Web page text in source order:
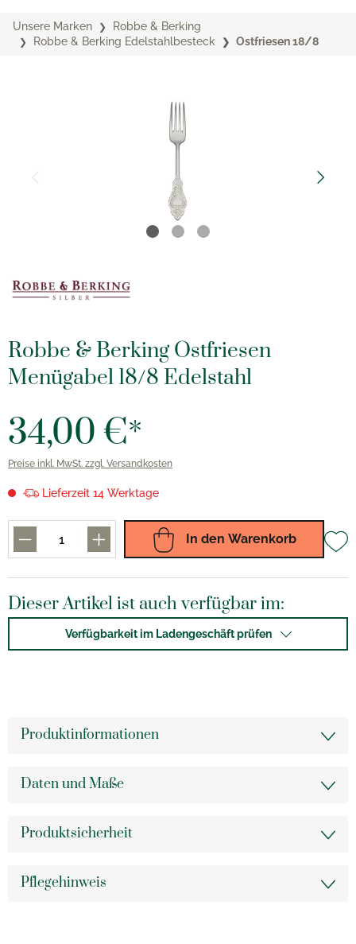
Unsere Marken
Robbe & Berking
Robbe & Berking Edelstahlbesteck
Ostfriesen 18/8
Robbe & Berking Ostfriesen
Menügabel 18/8 Edelstahl
34,00 €*
Preise inkl. MwSt. zzgl. Versandkosten
Lieferzeit 14 Werktage
In den Warenkorb
Dieser Artikel ist auch verfügbar im:
Verfügbarkeit im Ladengeschäft prüfen
Produktinformationen
Daten und Maße
Produktsicherheit
Pflegehinweis